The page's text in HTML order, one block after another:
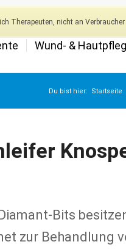
Therapeuten, nicht an
Wund- &
Du bist hier: Startseite
Bits
zur Behandlung